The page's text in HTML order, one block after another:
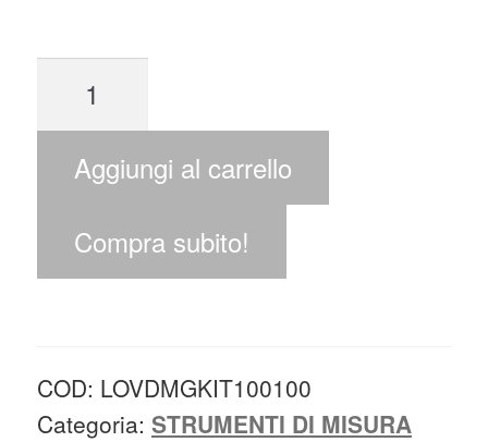
Aggiungi al carrello
Compra subito!
COD: LOVDMGKIT100100
Categoria: STRUMENTI DI MISURA